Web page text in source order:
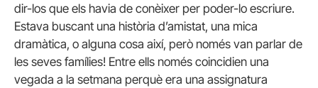
dir-los que els havia de conèixer per poder-lo escriure.
Estava buscant una història d’amistat, una mica
dramàtica, o alguna cosa així, però només van parlar de
les seves famílies! Entre ells només coincidien una
vegada a la setmana perquè era una assignatura